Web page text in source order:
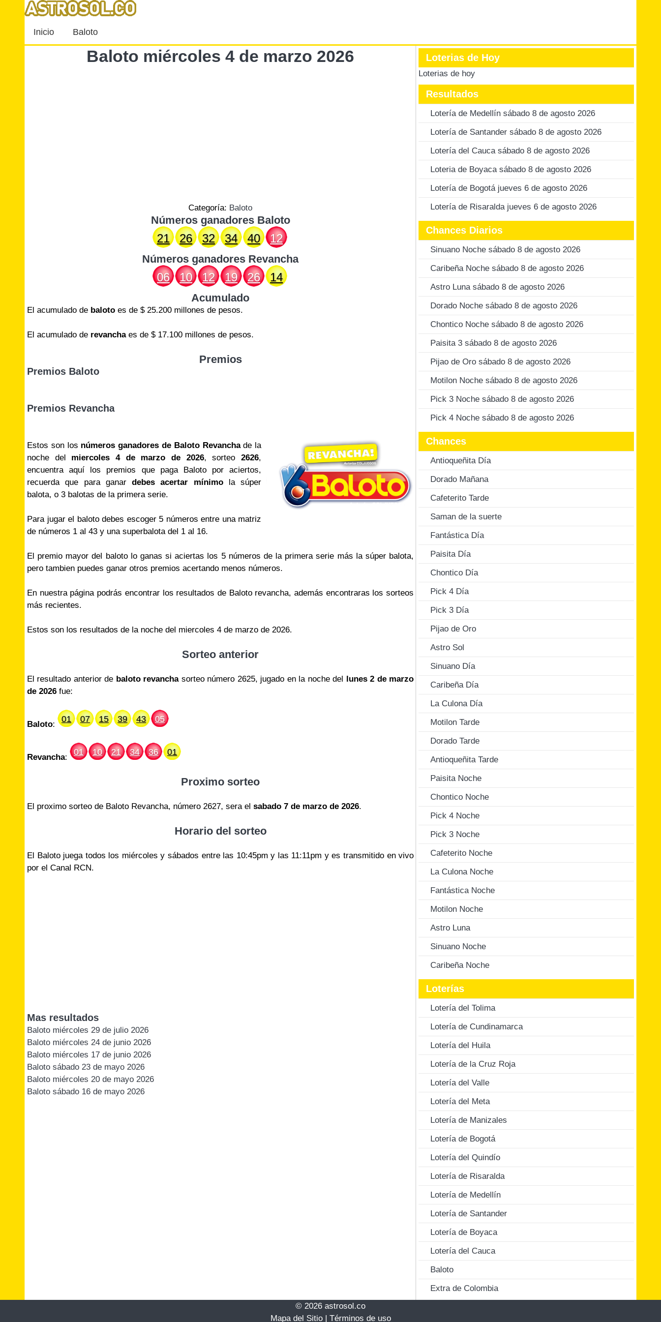
Inicio Baloto
Baloto miércoles 4 de marzo 2026
Categoría: Baloto
Números ganadores Baloto
21 26 32 34 40 12
Números ganadores Revancha
06 10 12 19 26 14
Acumulado
El acumulado de baloto es de $ 25.200 millones de pesos.
El acumulado de revanchaes de $ 17.100 millones de pesos.
Premios
Premios Baloto
Premios Revancha
Estos son los números ganadores de Baloto Revanchade la
noche del miercoles 4 de marzo de 2026, sorteo2626,
encuentra aquí los premios que paga Baloto por aciertos,
recuerda que para ganardebes acertar mínimola súper
balota, o 3 balotas de la primera serie.
Para jugar el baloto debes escoger 5 números entre una matriz
de números 1 al 43 y una superbalota del 1 al 16.
El premio mayor del baloto lo ganas si aciertas los 5 números de la primera serie más la súper balota,
pero tambien puedes ganar otros premios acertando menos números.
En nuestra página podrás encontrar los resultados de Baloto revancha, además encontraras los sorteos
más recientes.
Estos son los resultados de la noche del miercoles 4 de marzo de 2026.
Sorteo anterior
El resultado anterior de baloto revanchasorteo número 2625, jugado en la noche del lunes 2 de marzo
de 2026 fue:
Baloto:
01 07 15 39 43 05
Revancha:
01 10 21 34 36 01
Proximo sorteo
El proximo sorteo de Baloto Revancha, número 2627, sera el sabado 7 de marzo de 2026.
Horario del sorteo
El Baloto juega todos los miércoles y sábados entre las 10:45pm y las 11:11pm y es transmitido en vivo
por el Canal RCN.
Mas resultados
Baloto miércoles 29 de julio 2026
Baloto miércoles 24 de junio 2026
Baloto miércoles 17 de junio 2026
Baloto sábado 23 de mayo 2026
Baloto miércoles 20 de mayo 2026
Baloto sábado 16 de mayo 2026
Loterias de Hoy
Loterias de hoy
Resultados
Lotería de Medellín sábado 8 de agosto 2026
Lotería de Santander sábado 8 de agosto 2026
Lotería del Cauca sábado 8 de agosto 2026
Loteria de Boyaca sábado 8 de agosto 2026
Lotería de Bogotá jueves 6 de agosto 2026
Lotería de Risaralda jueves 6 de agosto 2026
Chances Diarios
Sinuano Noche sábado 8 de agosto 2026
Caribeña Noche sábado 8 de agosto 2026
Astro Luna sábado 8 de agosto 2026
Dorado Noche sábado 8 de agosto 2026
Chontico Noche sábado 8 de agosto 2026
Paisita 3 sábado 8 de agosto 2026
Pijao de Oro sábado 8 de agosto 2026
Motilon Noche sábado 8 de agosto 2026
Pick 3 Noche sábado 8 de agosto 2026
Pick 4 Noche sábado 8 de agosto 2026
Chances
Antioqueñita Día
Dorado Mañana
Cafeterito Tarde
Saman de la suerte
Fantástica Día
Paisita Día
Chontico Día
Pick 4 Día
Pick 3 Día
Pijao de Oro
Astro Sol
Sinuano Día
Caribeña Día
La Culona Día
Motilon Tarde
Dorado Tarde
Antioqueñita Tarde
Paisita Noche
Chontico Noche
Pick 4 Noche
Pick 3 Noche
Cafeterito Noche
La Culona Noche
Fantástica Noche
Motilon Noche
Astro Luna
Sinuano Noche
Caribeña Noche
Loterías
Lotería del Tolima
Lotería de Cundinamarca
Lotería del Huila
Lotería de la Cruz Roja
Lotería del Valle
Lotería del Meta
Lotería de Manizales
Lotería de Bogotá
Lotería del Quindío
Lotería de Risaralda
Lotería de Medellín
Lotería de Santander
Lotería de Boyaca
Lotería del Cauca
Baloto
Extra de Colombia
© 2026 astrosol.co
Mapa del Sitio| Términos de uso